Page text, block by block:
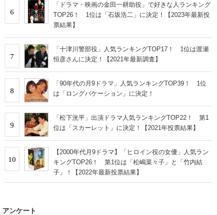
6
「ドラマ・映画の金田一耕助役」で好きな人ランキング
TOP26！ 1位は「石坂浩二」に決定！【2023年最新投
票結果】
7
「十津川警部役」人気ランキングTOP17！ 1位は渡瀬
恒彦さんに決定！【2021年最新調査】
8
「90年代の月9ドラマ」人気ランキングTOP39！ 1位
は「ロングバケーション」に決定！
9
「松下洸平」出演ドラマ人気ランキングTOP22！ 第1
位は「スカーレット」に決定！【2021年投票結果】
10
【2000年代月9ドラマ】「ヒロイン役の女優」人気ラン
キングTOP26！ 第1位は「松嶋菜々子」と「竹内結
子」！【2022年最新投票結果】
アンケート